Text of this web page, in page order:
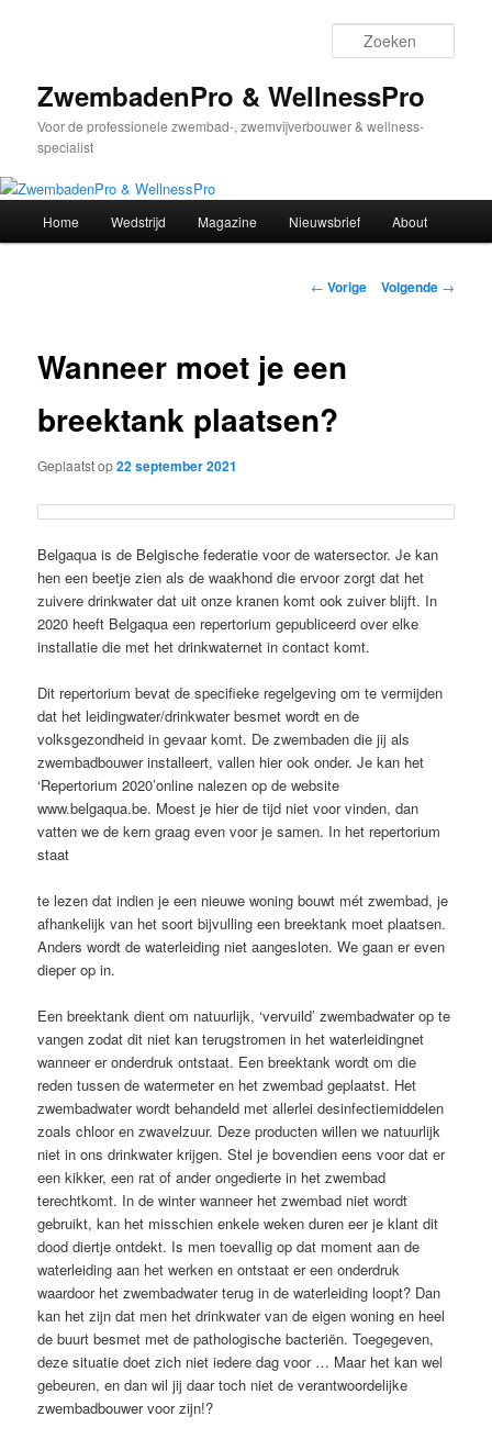
inhoudZwembadenPro & WellnessPro
Voor de professionele zwembad-, zwemvijverbouwer & wellness-
specialist
Home Wedstrijd Magazine Nieuwsbrief About
Bericht
← Vorige Volgende →
Wanneer moet je een
breektank plaatsen?
Geplaatst op22 september 2021
Belgaqua is de Belgische federatie voor de watersector. Je kan
hen een beetje zien als de waakhond die ervoor zorgt dat het
zuivere drinkwater dat uit onze kranen komt ook zuiver blijft. In
2020 heeft Belgaqua een repertorium gepubliceerd over elke
installatie die met het drinkwaternet in contact komt.
Dit repertorium bevat de specifieke regelgeving om te vermijden
dat het leidingwater/drinkwater besmet wordt en de
volksgezondheid in gevaar komt. De zwembaden die jij als
zwembadbouwer installeert, vallen hier ook onder. Je kan het
‘Repertorium 2020’online nalezen op de website
www.belgaqua.be. Moest je hier de tijd niet voor vinden, dan
vatten we de kern graag even voor je samen. In het repertorium
staat
te lezen dat indien je een nieuwe woning bouwt mét zwembad, je
afhankelijk van het soort bijvulling een breektank moet plaatsen.
Anders wordt de waterleiding niet aangesloten. We gaan er even
dieper op in.
Een breektank dient om natuurlijk, ‘vervuild’ zwembadwater op te
vangen zodat dit niet kan terugstromen in het waterleidingnet
wanneer er onderdruk ontstaat. Een breektank wordt om die
reden tussen de watermeter en het zwembad geplaatst. Het
zwembadwater wordt behandeld met allerlei desinfectiemiddelen
zoals chloor en zwavelzuur. Deze producten willen we natuurlijk
niet in ons drinkwater krijgen. Stel je bovendien eens voor dat er
een kikker, een rat of ander ongedierte in het zwembad
terechtkomt. In de winter wanneer het zwembad niet wordt
gebruikt, kan het misschien enkele weken duren eer je klant dit
dood diertje ontdekt. Is men toevallig op dat moment aan de
waterleiding aan het werken en ontstaat er een onderdruk
waardoor het zwembadwater terug in de waterleiding loopt? Dan
kan het zijn dat men het drinkwater van de eigen woning en heel
de buurt besmet met de pathologische bacteriën. Toegegeven,
deze situatie doet zich niet iedere dag voor … Maar het kan wel
gebeuren, en dan wil jij daar toch niet de verantwoordelijke
zwembadbouwer voor zijn!?